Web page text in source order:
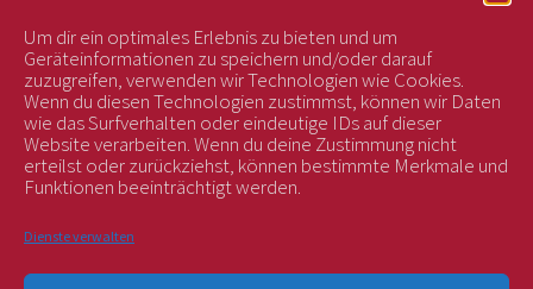
Um dir ein optimales Erlebnis zu bieten und um
Geräteinformationen zu speichern und/oder darauf
zuzugreifen, verwenden wir Technologien wie Cookies.
Wenn du diesen Technologien zustimmst, können wir Daten
wie das Surfverhalten oder eindeutige IDs auf dieser
Website verarbeiten. Wenn du deine Zustimmung nicht
erteilst oder zurückziehst, können bestimmte Merkmale und
Funktionen beeinträchtigt werden.
Dienste verwalten
Vertrag widerrufen
kontrolliert durch: